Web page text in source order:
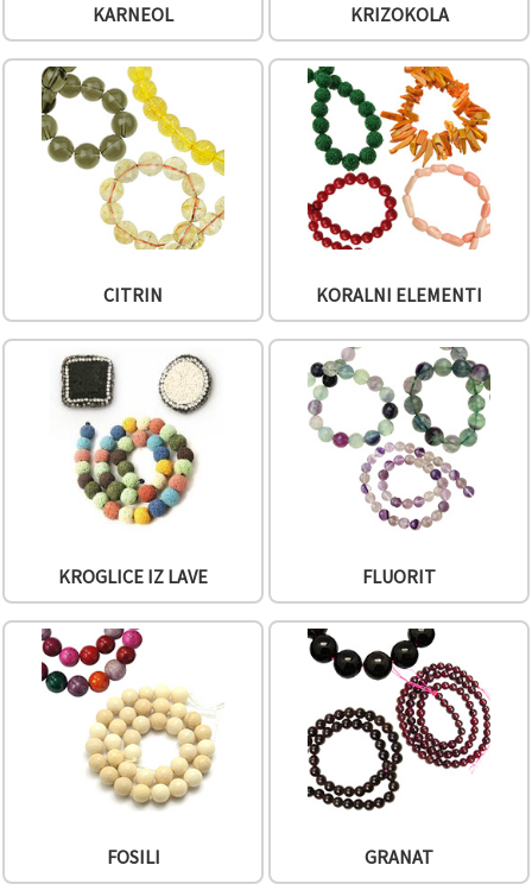
KARNEOL KRIZOKOLA
CITRIN KORALNI ELEMENTI
KROGLICE IZ LAVE FLUORIT
FOSILI GRANAT